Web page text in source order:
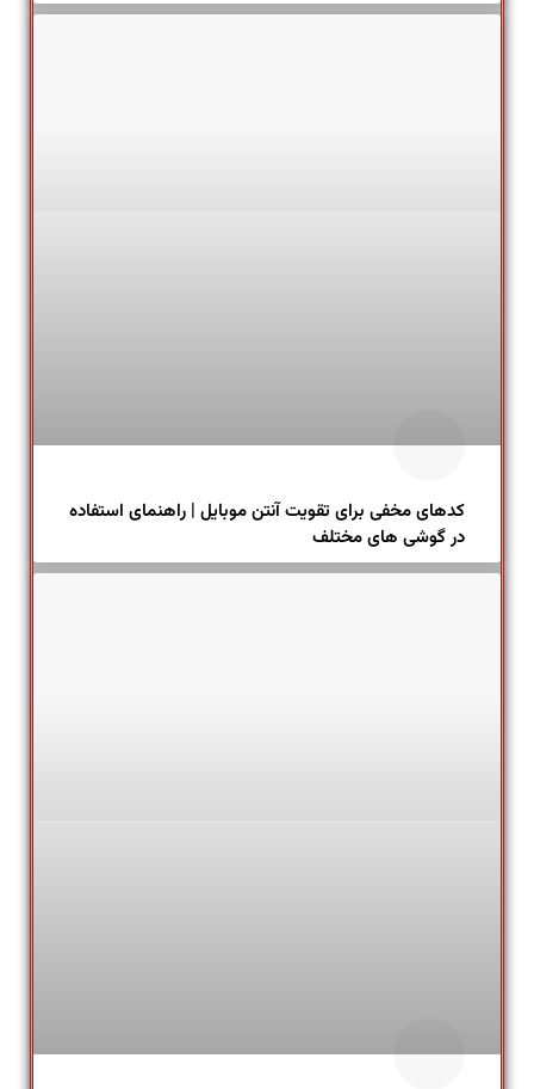
کدهای مخفی برای تقویت آنتن موبایل | راهنمای استفاده
در گوشی های مختلف